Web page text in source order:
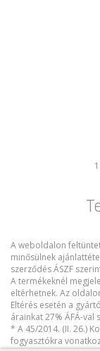
A weboldalon
minősülnek
szerződés ÁSZF
A termékeknél
eltérhetnek. Az
Eltérés esetén a
árainkat 27% ÁFÁ-val
* A 45/2014. (II. 26.)
fogyasztókra